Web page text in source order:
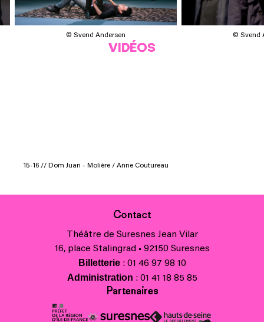
© Svend Andersen © Svend
VIDÉOS
15-16 // Dom Juan - Molière / Anne Coutureau
Contact
Théâtre de Suresnes Jean Vilar
16, place Stalingrad • 92150 Suresnes
Billetterie: 01 46 97 98 10
Administration : 01 41 18 85 85
Partenaires